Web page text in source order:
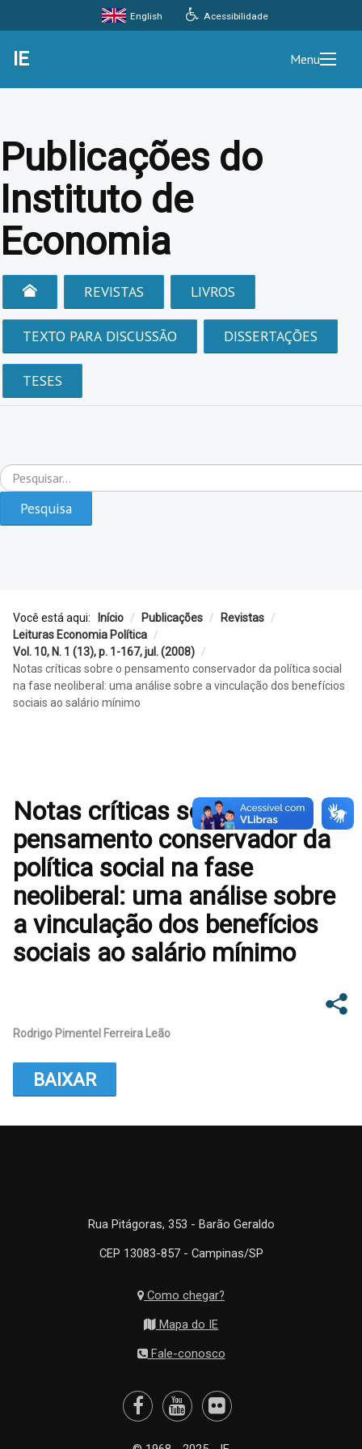
Acessibilidade
English
IE Menu
Publicações do
Instituto de
Economia
REVISTAS LIVROS
TEXTO PARA DISCUSSÃO DISSERTAÇÕES
TESES
Pesquisar...
Pesquisa
Você está aqui: Início / Publicações / Revistas /
Leituras Economia Política /
Vol. 10, N. 1 (13), p. 1-167, jul. (2008) /
Notas críticas sobre o pensamento conservador da política social
na fase neoliberal: uma análise sobre a vinculação dos benefícios
sociais ao salário mínimo
Notas críticas sobre o
pensamento conservador da
política social na fase
neoliberal: uma análise sobre
a vinculação dos benefícios
sociais ao salário mínimo
Rodrigo Pimentel Ferreira Leão
BAIXAR
Rua Pitágoras, 353 - Barão Geraldo
CEP 13083-857 - Campinas/SP
Como chegar?
Mapa do IE
Fale-conosco